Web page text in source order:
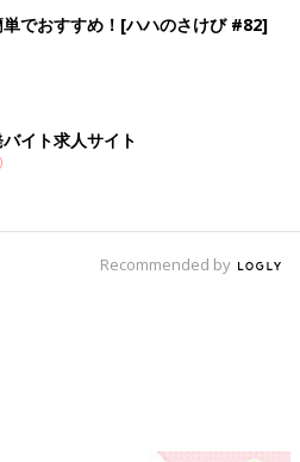
単でおすすめ！[ハハのさけび #82]
イト求人サイト
Recommended by